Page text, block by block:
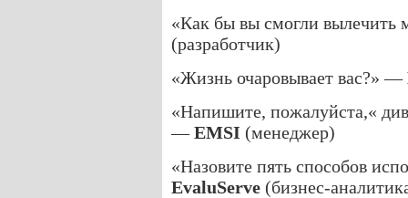
«Как бы вы смогли
(разработчик)
«Жизнь очаровывает вас?» —
«Напишите, пожалуйста,«
—EMSI (менеджер)
«Назовите пять способов
EvaluServe (бизнес-